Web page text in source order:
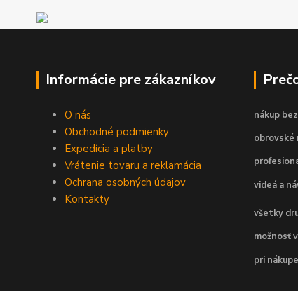
Informácie pre zákazníkov
O nás
Obchodné podmienky
Expedícia a platby
Vrátenie tovaru a reklamácia
Ochrana osobných údajov
Kontakty
nákup
obrovské
videá a
všetky
možnosť
pri